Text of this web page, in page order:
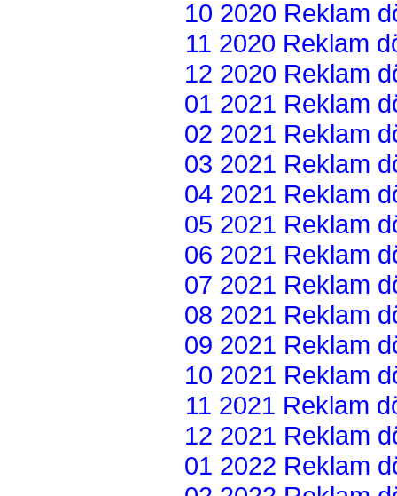
10 2020 Reklam
11 2020 Reklam
12 2020 Reklam
01 2021 Reklam
02 2021 Reklam
03 2021 Reklam
04 2021 Reklam
05 2021 Reklam
06 2021 Reklam
07 2021 Reklam
08 2021 Reklam
09 2021 Reklam
10 2021 Reklam
11 2021 Reklam
12 2021 Reklam
01 2022 Reklam